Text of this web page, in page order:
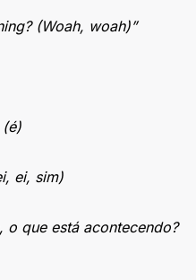
(Woah, woah)”
ei, sim)
o que está acontecendo?